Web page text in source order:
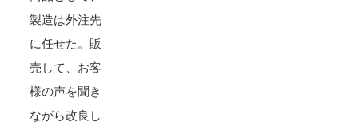
製造は外注先
に任せた。販
売して、お客
様の声を聞き
ながら改良し